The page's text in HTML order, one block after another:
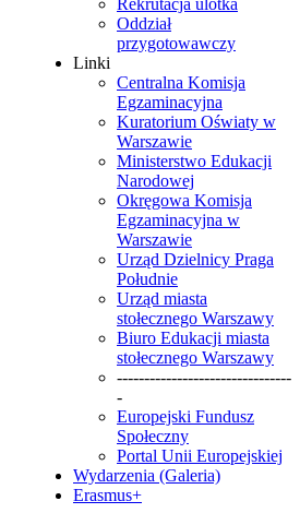
Rekrutacja ulotka
Oddział
przygotowawczy
Linki
Centralna Komisja
Egzaminacyjna
Kuratorium Oświaty w
Warszawie
Ministerstwo Edukacji
Narodowej
Okręgowa Komisja
Egzaminacyjna w
Warszawie
Urząd Dzielnicy Praga
Południe
Urząd miasta
stołecznego Warszawy
Biuro Edukacji miasta
stołecznego Warszawy
--------------------------------
-
Europejski Fundusz
Społeczny
Portal Unii Europejskiej
Wydarzenia (Galeria)
Erasmus+